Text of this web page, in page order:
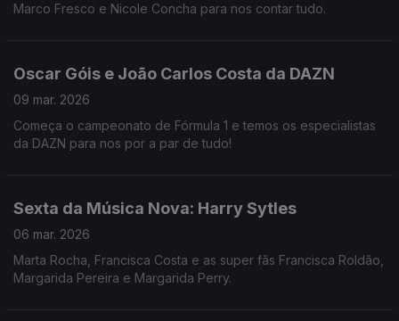
Marco Fresco e Nicole Concha para nos contar tudo.
Oscar Góis e João Carlos Costa da DAZN
09 mar. 2026
Começa o campeonato de Fórmula 1 e temos os especialistas
da DAZN para nos por a par de tudo!
Sexta da Música Nova: Harry Sytles
06 mar. 2026
Marta Rocha, Francisca Costa e as super fãs Francisca Roldão,
Margarida Pereira e Margarida Perry.